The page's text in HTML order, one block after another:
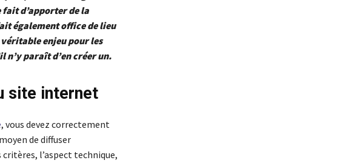
d’apporter de la
également office de lieu
enjeu pour les
n’y paraît d’en créer un.
site internet
, vous devez correctement
de diffuser
critères, l’aspect technique,